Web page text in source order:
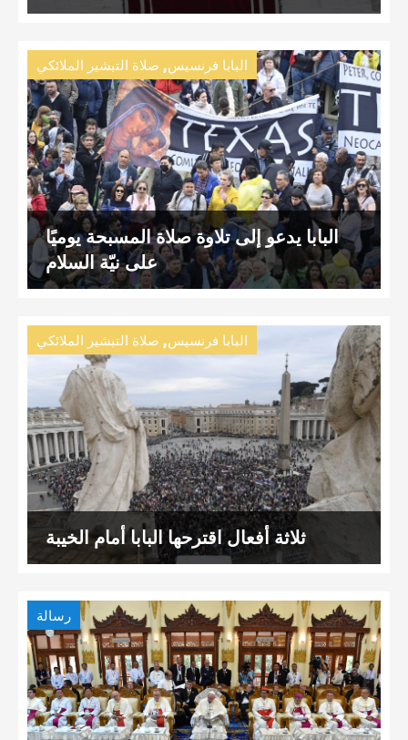
البابا فرنسيس, صلاة التبشير الملائكي
البابا يدعو إلى تلاوة صلاة المسبحة يوميًا
على نيّة السلام
البابا فرنسيس, صلاة التبشير الملائكي
ثلاثة أفعال اقترحها البابا أمام الخيبة
رسالة